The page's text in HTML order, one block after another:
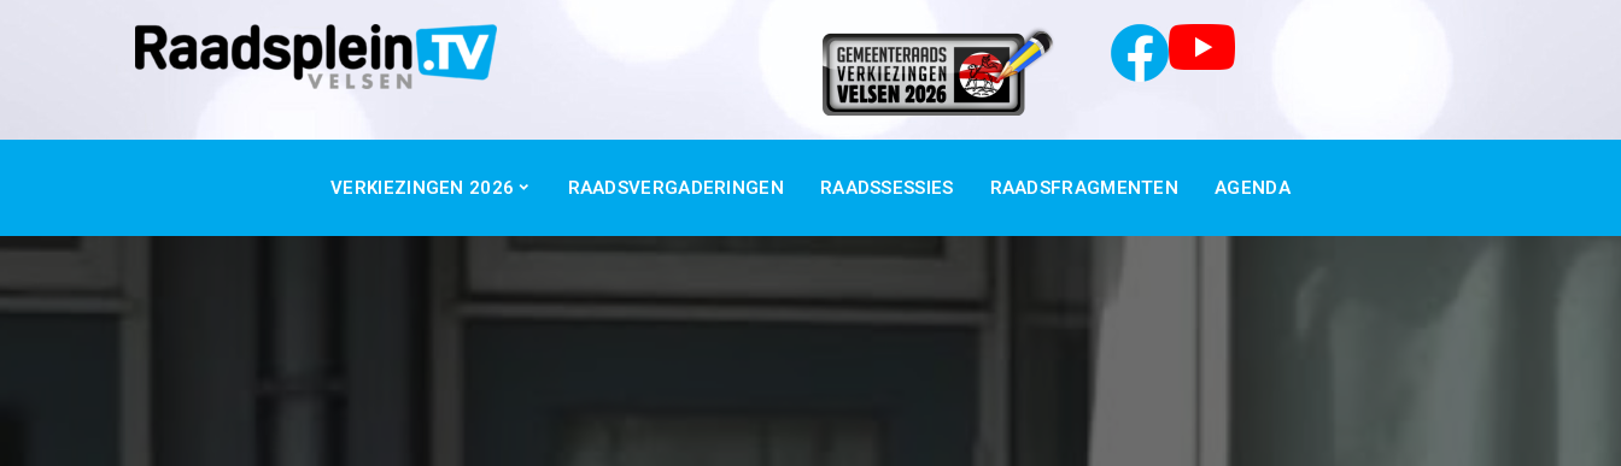
VERKIEZINGEN 2026 RAADSVERGADERINGEN RAADSSESSIES RAADSFRAGMENTEN AGENDA